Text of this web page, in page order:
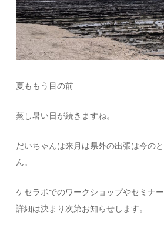
夏ももう目の前
蒸し暑い日が続きますね。
だいちゃんは来月は県外の出張は今の
ん。
ケセラボでのワークショップやセミナ
詳細は決まり次第お知らせします。